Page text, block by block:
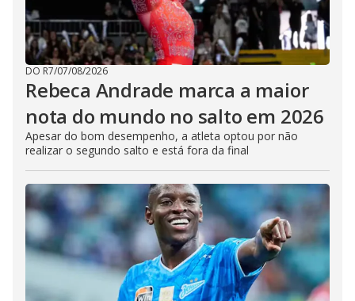
DO R7/07/08/2026
Rebeca Andrade marca a maior
nota do mundo no salto em 2026
Apesar do bom desempenho, a atleta optou por não
realizar o segundo salto e está fora da final